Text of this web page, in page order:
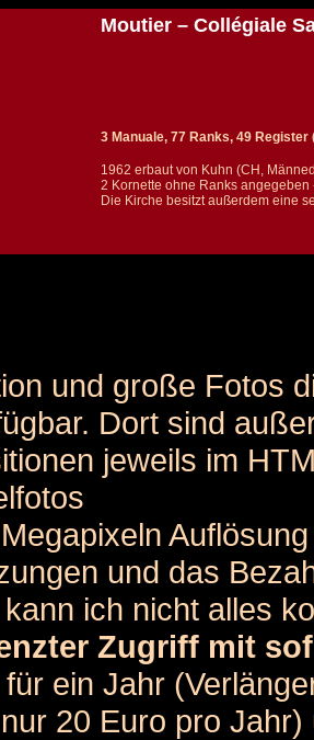
Moutier – Collégiale
3 Manuale, 77 Ranks, 49 Register
1962 erbaut von Kuhn (CH,
2 Kornette ohne Ranks angegeben
Die Kirche besitzt außerdem eine
und große Fotos
Dort sind
jeweils im
und das
ich nicht alles
Zugriff mit
ein Jahr
20 Euro pro